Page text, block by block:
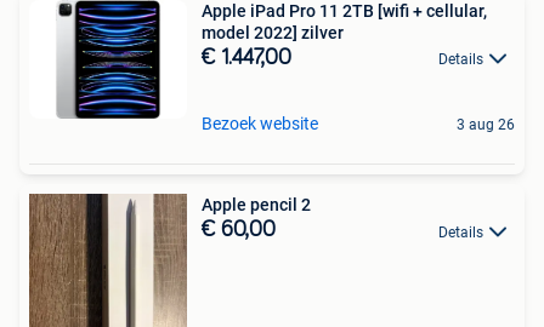
Apple iPad Pro 11 2TB [wifi + cellular,
model 2022] zilver
€ 1.447,00 Details
Bezoek website 3 aug 26
Apple pencil 2
€ 60,00 Details